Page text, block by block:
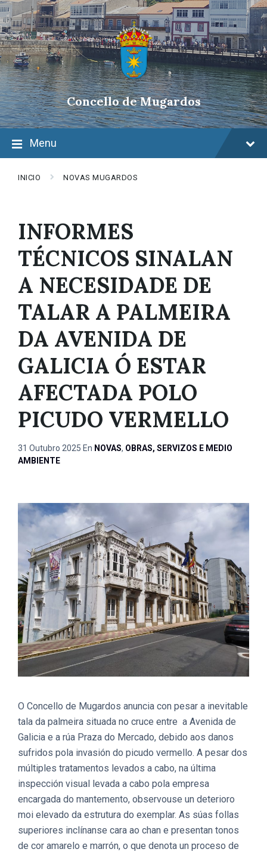
Skip
to
content
Skip
to
main
navigation
Skip
to
footer
Concello de Mugardos
Menu
INICIO NOVAS MUGARDOS
INFORMES
TÉCNICOS SINALAN
A NECESIDADE DE
TALAR A PALMEIRA
DA AVENIDA DE
GALICIA Ó ESTAR
AFECTADA POLO
PICUDO VERMELLO
31 Outubro 2025 En NOVAS, OBRAS, SERVIZOS E MEDIO
AMBIENTE
O Concello de Mugardos anuncia con pesar a inevitable
tala da palmeira situada no cruce entre a Avenida de
Galicia e a rúa Praza do Mercado, debido aos danos
sufridos pola invasión do picudo vermello. A pesar dos
múltiples tratamentos levados a cabo, na última
inspección visual levada a cabo pola empresa
encargada do mantemento, observouse un deterioro
moi elevado da estrutura do exemplar. As súas follas
superiores inclínanse cara ao chan e presentan tonos
de cor amarelo e marrón, o que denota un proceso de